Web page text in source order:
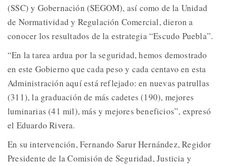
(SSC) y Gobernación (SEGOM), así como de la Unidad
de Normatividad y Regulación Comercial, dieron a
conocer los resultados de la estrategia “Escudo Puebla”.
“En la tarea ardua por la seguridad, hemos demostrado
en este Gobierno que cada peso y cada centavo en esta
Administración aquí está reflejado: en nuevas patrullas
(311), la graduación de más cadetes (190), mejores
luminarias (41 mil), más y mejores beneficios”, expresó
el Eduardo Rivera.
En su intervención, Fernando Sarur Hernández, Regidor
Presidente de la Comisión de Seguridad, Justicia y